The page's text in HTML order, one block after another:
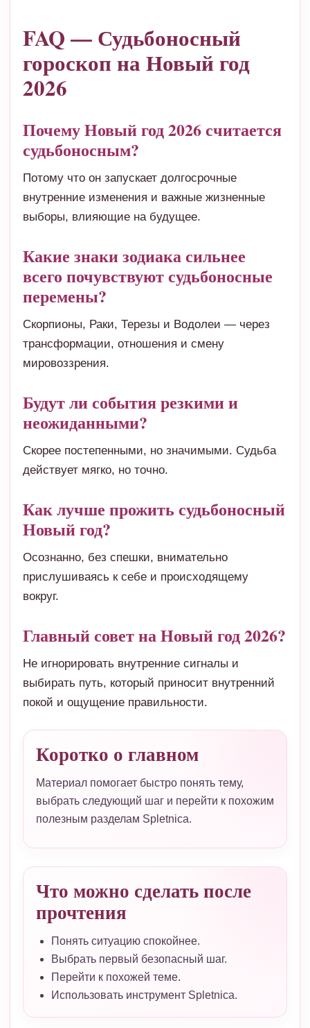
FAQ — Судьбоносный
гороскоп на Новый год
2026
Почему Новый год 2026 считается
судьбоносным?
Потому что он запускает долгосрочные
внутренние изменения и важные жизненные
выборы, влияющие на будущее.
Какие знаки зодиака сильнее
всего почувствуют судьбоносные
перемены?
Скорпионы, Раки, Терезы и Водолеи — через
трансформации, отношения и смену
мировоззрения.
Будут ли события резкими и
неожиданными?
Скорее постепенными, но значимыми. Судьба
действует мягко, но точно.
Как лучше прожить судьбоносный
Новый год?
Осознанно, без спешки, внимательно
прислушиваясь к себе и происходящему
вокруг.
Главный совет на Новый год 2026?
Не игнорировать внутренние сигналы и
выбирать путь, который приносит внутренний
покой и ощущение правильности.
Коротко о главном
Материал помогает быстро понять тему,
выбрать следующий шаг и перейти к похожим
полезным разделам Spletnica.
Что можно сделать после
прочтения
Понять ситуацию спокойнее.
Выбрать первый безопасный шаг.
Перейти к похожей теме.
Использовать инструмент Spletnica.